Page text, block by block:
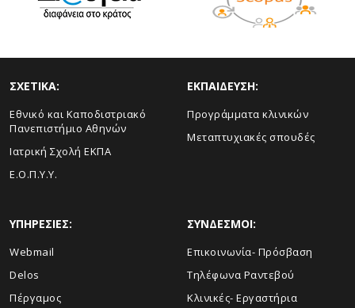
ΣΧΕΤΙΚΑ:
Εθνικό και Καποδιστριακό
Πανεπιστήμιο Αθηνών
Ιατρική Σχολή ΕΚΠΑ
Ε.Ο.Π.Υ.Υ.
ΕΚΠΑΙΔΕΥΣΗ:
Προγράμματα κλινικών
Μεταπτυχιακές σπουδές
ΥΠΗΡΕΣΙΕΣ:
Webmail
Delos
Πέργαμος
ΣΥΝΔΕΣΜΟΙ:
Επικοινωνία- Πρόσβαση
Τηλέφωνα Ραντεβού
Κλινικές- Εργαστήρια